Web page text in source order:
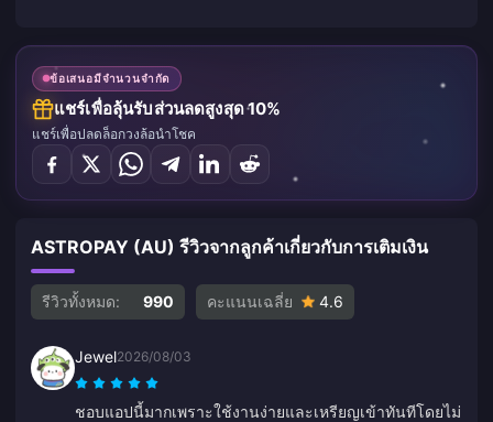
ข้อเสนอมีจำนวนจำกัด
แชร์เพื่อลุ้นรับส่วนลดสูงสุด 10%
แชร์เพื่อปลดล็อกวงล้อนำโชค
ASTROPAY (AU) รีวิวจากลูกค้าเกี่ยวกับการเติมเงิน
รีวิวทั้งหมด: 990 คะแนนเฉลี่ย 4.6
Jewel2026/08/03
ชอบแอปนี้มากเพราะใช้งานง่ายและเหรียญเข้าทันทีโดยไม่